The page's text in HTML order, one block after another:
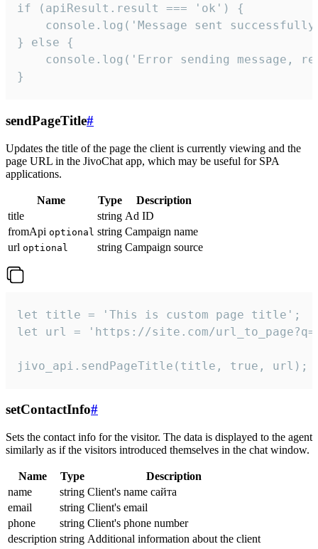
if (apiResult.result === 'ok') {
console.log('Message sent
} else {
console.log('Error sending message,
}
sendPageTitle#
Updates the title of the page the client is currently viewing and the
page URL in the JivoChat app, which may be useful for SPA
applications.
Name Type
Description
title
string Ad ID
fromApi optional string Campaign name
url optional string Campaign source
let title = 'This is custom page title';
let url = 'https://site.com/
jivo_api.sendPageTitle(title, true, url);
setContactInfo#
Sets the contact info for the visitor. The data is displayed to the agent
similarly as if the visitors introduced themselves in the chat window.
Name Type
Description
name
string Client's name сайта
email
string Client's email
phone
string Client's phone number
description string Additional information about the client